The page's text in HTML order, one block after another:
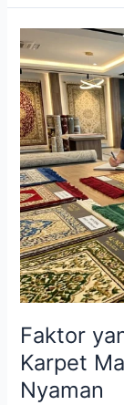
Faktor
Karpet
Nyaman
Faktor
yang
Menentukan
Kualitas
Karpet
Masjid
yang
Awet
dan
Nyaman